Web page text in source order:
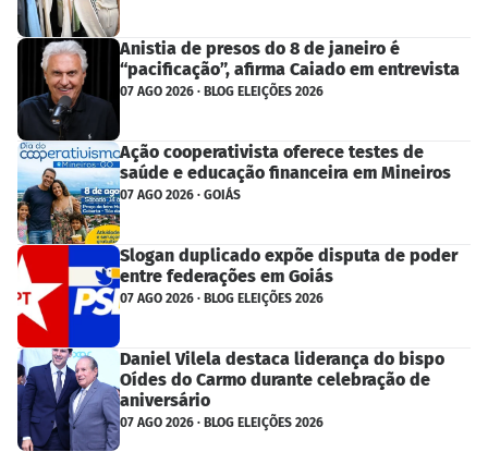
Anistia de presos do 8 de janeiro é
“pacificação”, afirma Caiado em entrevista
07 AGO 2026 · BLOG ELEIÇÕES 2026
Ação cooperativista oferece testes de
saúde e educação financeira em Mineiros
07 AGO 2026 · GOIÁS
Slogan duplicado expõe disputa de poder
entre federações em Goiás
07 AGO 2026 · BLOG ELEIÇÕES 2026
Daniel Vilela destaca liderança do bispo
Oídes do Carmo durante celebração de
aniversário
07 AGO 2026 · BLOG ELEIÇÕES 2026